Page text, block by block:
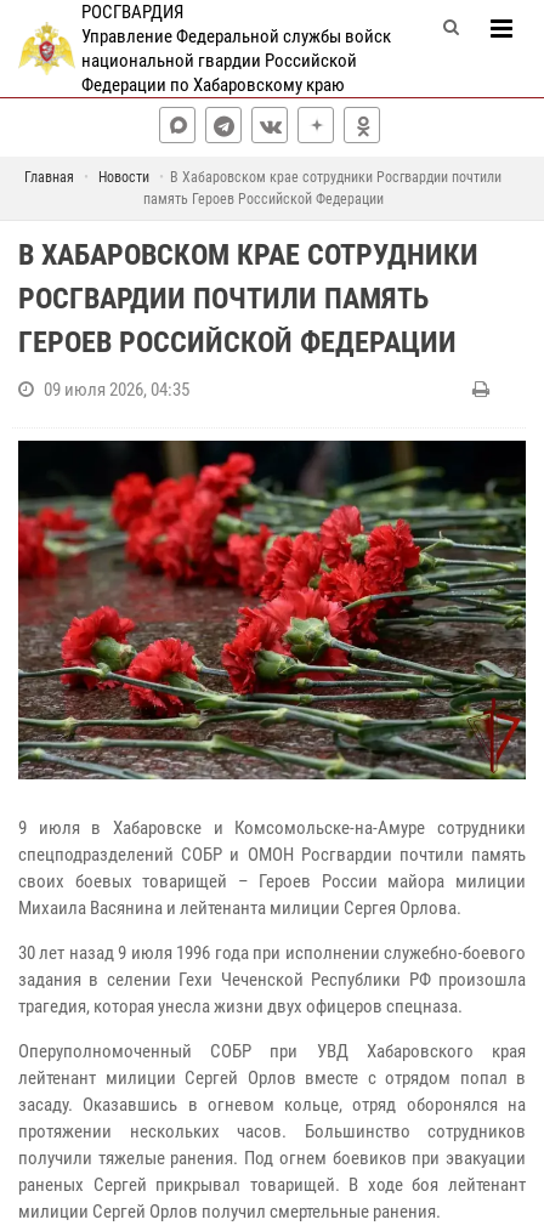
РОСГВАРДИЯ
Управление Федеральной службы войск
национальной гвардии Российской
Федерации по Хабаровскому краю
Главная Новости
В Хабаровском крае сотрудники Росгвардии почтили
память Героев Российской Федерации
В ХАБАРОВСКОМ КРАЕ СОТРУДНИКИ
РОСГВАРДИИ ПОЧТИЛИ ПАМЯТЬ
ГЕРОЕВ РОССИЙСКОЙ ФЕДЕРАЦИИ
09 июля 2026, 04:35
9 июля в Хабаровске и Комсомольске-на-Амуре сотрудники
спецподразделений СОБР и ОМОН Росгвардии почтили память
своих боевых товарищей – Героев России майора милиции
Михаила Васянина и лейтенанта милиции Сергея Орлова.
30 лет назад 9 июля 1996 года при исполнении служебно-боевого
задания в селении Гехи Чеченской Республики РФ произошла
трагедия, которая унесла жизни двух офицеров спецназа.
Оперуполномоченный СОБР при УВД Хабаровского края
лейтенант милиции Сергей Орлов вместе с отрядом попал в
засаду. Оказавшись в огневом кольце, отряд оборонялся на
протяжении нескольких часов. Большинство сотрудников
получили тяжелые ранения. Под огнем боевиков при эвакуации
раненых Сергей прикрывал товарищей. В ходе боя лейтенант
милиции Сергей Орлов получил смертельные ранения.